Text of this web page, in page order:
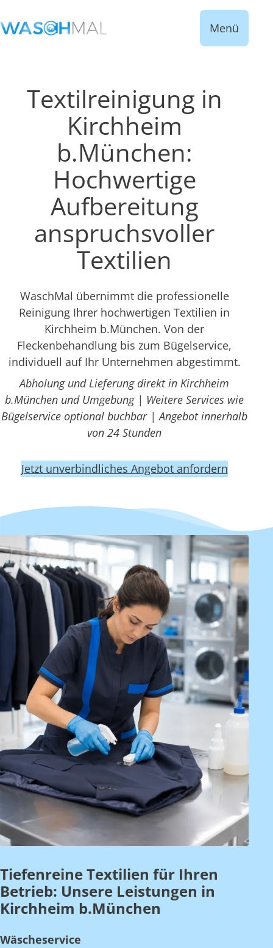
Menü
Textilreinigung in
Kirchheim
b.München:
Hochwertige
Aufbereitung
anspruchsvoller
Textilien
WaschMal übernimmt die professionelle
Reinigung Ihrer hochwertigen Textilien in
Kirchheim b.München. Von der
Fleckenbehandlung bis zum Bügelservice,
individuell auf Ihr Unternehmen abgestimmt.
Abholung und Lieferung direkt in Kirchheim
b.München und Umgebung | Weitere Services wie
Bügelservice optional buchbar | Angebot innerhalb
von 24 Stunden
Jetzt unverbindliches Angebot anfordern
Tiefenreine Textilien für Ihren
Betrieb: Unsere Leistungen in
Kirchheim b.München
Wäscheservice